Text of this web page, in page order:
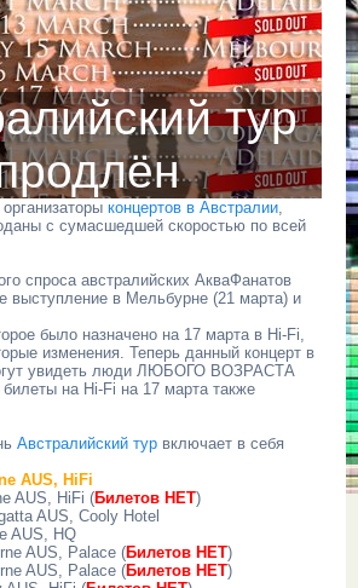
тур
концертов в Австралии,
с сумасшедшей скоростью по всей
спроса австралийских АкваФанатов
выступление в Мельбурне (21 марта) и
было назначено на 17 марта в Hi-Fi,
изменения. Теперь данный концерт в
увидеть люди ЛЮБОГО ВОЗРАСТА
на Hi-Fi на 17 марта также
Австралийский тур включает в себя
AUS, HiFi
AUS, HiFi (Билетов НЕТ)
AUS, Cooly Hotel
AUS, HQ
AUS, Palace (Билетов НЕТ)
AUS, Palace (Билетов НЕТ)